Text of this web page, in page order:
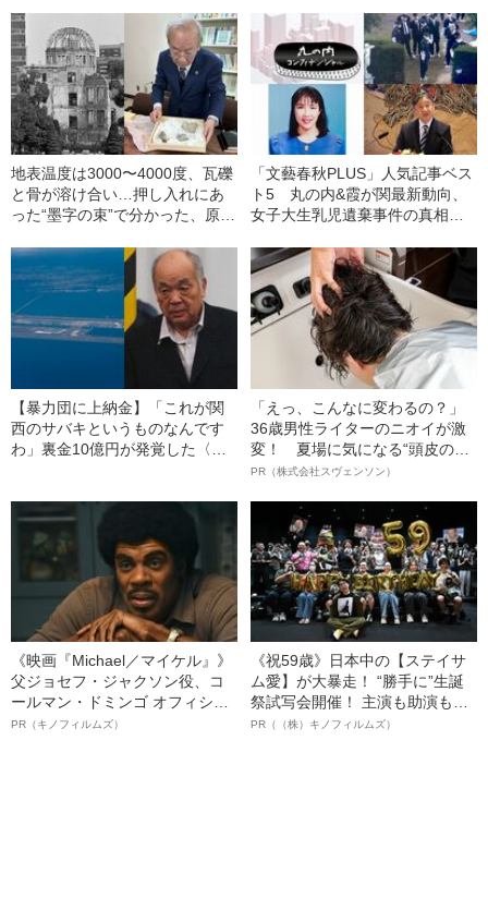
地表温度は3000〜4000度、瓦礫
と骨が溶け合い…押し入れにあ
った“墨字の束”で分かった、原爆
の足跡
「文藝春秋PLUS」人気記事ベス
ト5 丸の内&霞が関最新動向、
女子大生乳児遺棄事件の真相、
判…
【暴力団に上納金】「これが関
西のサバキというものなんです
わ」裏金10億円が発覚した〈関
「えっ、こんなに変わるの？」
36歳男性ライターのニオイが激
変！ 夏場に気になる“頭皮のニ
オイ”や“ベタつき”を解消す
ト”が生み出した徹底ケアとは
PR（株式会社スヴェンソン）
《映画『Michael／マイケル』》
父ジョセフ・ジャクソン役、コ
ールマン・ドミンゴ オフィシャ
ルインタビュー“観客を魅了した
PR（キノフィルムズ）
《祝59歳》日本中の【ステイサ
ム愛】が大暴走！ “勝手に”生誕
祭試写会開催！ 主演も助演も全
部ステイサム！「ステサミー
PR（（株）キノフィルムズ）